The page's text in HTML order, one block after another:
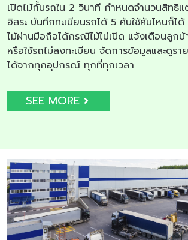
เปิดไม้กั้นรถใน 2 วินาที กำหนดจำนวนสิทธิแ
อิสระ บันทึกทะเบียนรถได้ 5 คันใช้คันไหนก็ไ
ไม้ผ่านมือถือได้กรณีไม้ไม่เปิด แจ้งเตือนลูก
หรือใช้รถไม่ลงทะเบียน จัดการข้อมูลและดูร
ได้จากทุกอุปกรณ์ ทุกที่ทุกเวลา
SEE MORE